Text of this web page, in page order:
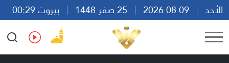
الأحد
بيروت 00:29
Ar
En Fr Es